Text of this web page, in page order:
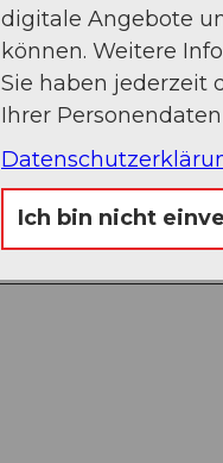
digitale Angebote
können. Weitere
Sie haben jederzeit
Ihrer
Ich bin nicht